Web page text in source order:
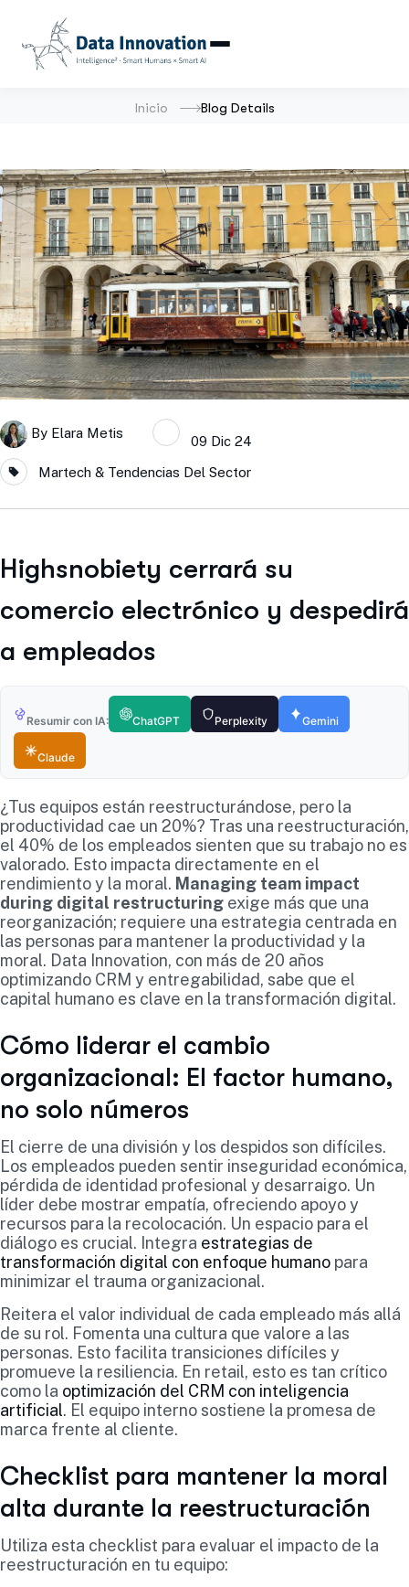
Inicio Blog Details
By Elara Metis
09 Dic 24
Martech & Tendencias Del Sector
Highsnobiety cerrará su
comercio electrónico y despedirá
a empleados
Resumir con IA: ChatGPT Perplexity Gemini
Claude
¿Tus equipos están reestructurándose, pero la
productividad cae un 20%? Tras una reestructuración,
el 40% de los empleados sienten que su trabajo no es
valorado. Esto impacta directamente en el
rendimiento y la moral. Managing team impact
during digital restructuring exige más que una
reorganización; requiere una estrategia centrada en
las personas para mantener la productividad y la
moral. Data Innovation, con más de 20 años
optimizando CRM y entregabilidad, sabe que el
capital humano es clave en la transformación digital.
Cómo liderar el cambio
organizacional: El factor humano,
no solo números
El cierre de una división y los despidos son difíciles.
Los empleados pueden sentir inseguridad económica,
pérdida de identidad profesional y desarraigo. Un
líder debe mostrar empatía, ofreciendo apoyo y
recursos para la recolocación. Un espacio para el
diálogo es crucial. Integra estrategias de
transformación digital con enfoque humano para
minimizar el trauma organizacional.
Reitera el valor individual de cada empleado más allá
de su rol. Fomenta una cultura que valore a las
personas. Esto facilita transiciones difíciles y
promueve la resiliencia. En retail, esto es tan crítico
como la optimización del CRM con inteligencia
artificial. El equipo interno sostiene la promesa de
marca frente al cliente.
Checklist para mantener la moral
alta durante la reestructuración
Utiliza esta checklist para evaluar el impacto de la
reestructuración en tu equipo: